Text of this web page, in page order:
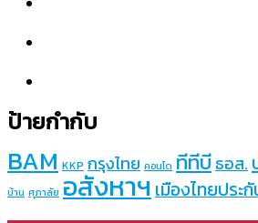
ป้ายกำกับ
BAM KKP กรุงไทย คอนโด ทีทีบีธอส.
บ้าน ศุภาลัย อสังหาฯเมืองไทยประ